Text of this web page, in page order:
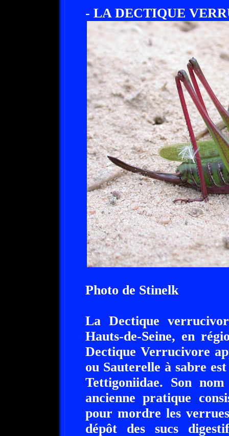
- LA DECTIQUE
Photo de Stinelk
La Dectique
Hauts-de-Seine, en
Dectique Verrucivore
ou Sauterelle à sabre
Tettigoniidae. Son
ancienne pratique
pour mordre les
dépôt des sucs